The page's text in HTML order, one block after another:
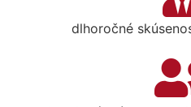
dlhoročné